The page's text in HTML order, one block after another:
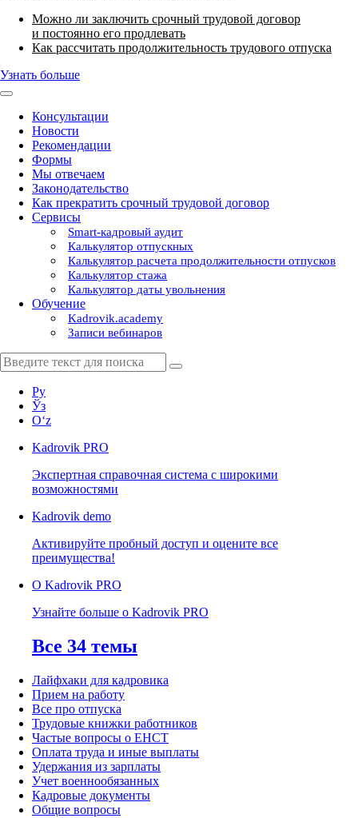
Можно ли заключить срочный трудовой договор
и постоянно его продлевать
Как рассчитать продолжительность трудового отпуска
Узнать больше
Консультации
Новости
Рекомендации
Формы
Мы отвечаем
Законодательство
Как прекратить срочный трудовой договор
Сервисы
Smart-кадровый аудит
Калькулятор отпускных
Калькулятор расчета продолжительности отпусков
Калькулятор стажа
Калькулятор даты увольнения
Обучение
Kadrovik.academy
Записи вебинаров
Ру
Ўз
Oʻz
Kadrovik PRO
Экспертная справочная система с широкими
возможностями
Kadrovik demo
Активируйте пробный доступ и оцените все
преимущества!
О Kadrovik PRO
Узнайте больше о Kadrovik PRO
Все 34 темы
Лайфхаки для кадровика
Прием на работу
Все про отпуска
Трудовые книжки работников
Частые вопросы о ЕНСТ
Оплата труда и иные выплаты
Удержания из зарплаты
Учет военнообязанных
Кадровые документы
Общие вопросы